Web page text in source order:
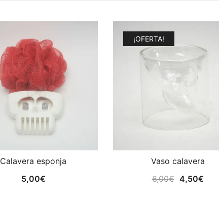
Calavera esponja
5,00€
¡OFERTA!
Vaso calavera
6,00€ El
4,50€El